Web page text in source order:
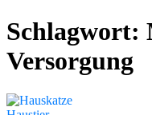
Schlagwort:
Versorgung